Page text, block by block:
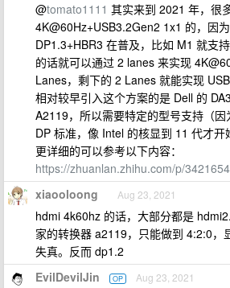
@tomato1111 其实来到 2021 年，很
4K@60Hz+USB3.2Gen2 1x1 的，因
DP1.3+HBR3 在普及，比如 M1 就支
的话就可以通过 2 lanes 来实现
Lanes，剩下的 2 Lanes 就能实现
相对较早引入这个方案的是 Dell 的
A2119，所以需要特定的型号支持（
DP 标准，像 Intel 的核显到 11 代才开
更详细的可以参考以下内容：
https://zhuanlan.zhihu.com/p/
xiaooloong Aug 23, 2021
hdmi 4k60hz 的话，大部分都是
家的转换器 a2119，只能做到 4:2:0，
失真。反而 dp1.2
EvilDevilJin OP Aug 23, 2021